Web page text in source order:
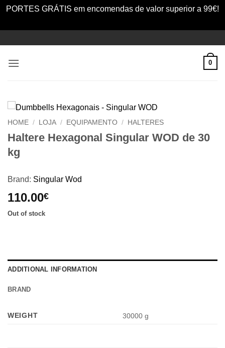
PORTES GRÁTIS em encomendas de valor superior a 99€!
content
0
HOME / LOJA / EQUIPAMENTO / HALTERES
Haltere Hexagonal Singular WOD de 30
kg
Brand: Singular Wod
110.00€
Out of stock
ADDITIONAL INFORMATION
BRAND
WEIGHT 30000 g